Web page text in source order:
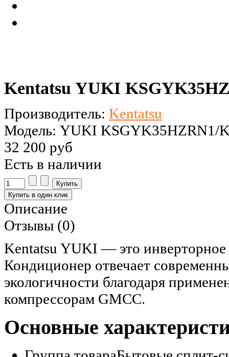
Kentatsu YUKI
Производитель: Kentatsu
Модель: YUKI KSGYK35HZRN1/
32 200 руб
Есть в наличии
Описание
Отзывы (0)
Kentatsu YUKI — это
Кондиционер отвечает
экологичности благодаря
компрессорам GMCC.
Основные